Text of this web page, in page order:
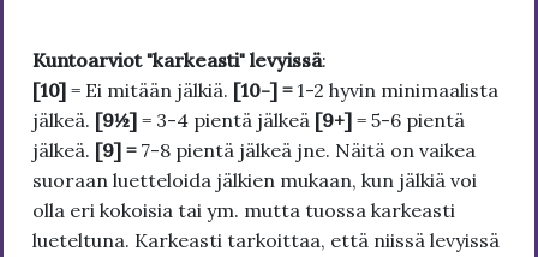
Kuntoarviot "karkeasti" levyissä:
[10] = Ei mitään jälkiä. [10-] = 1-2 hyvin minimaalista
jälkeä. [9½] = 3-4 pientä jälkeä [9+] = 5-6 pientä
jälkeä. [9] = 7-8 pientä jälkeä jne. Näitä on vaikea
suoraan luetteloida jälkien mukaan, kun jälkiä voi
olla eri kokoisia tai ym. mutta tuossa karkeasti
lueteltuna. Karkeasti tarkoittaa, että niissä levyissä